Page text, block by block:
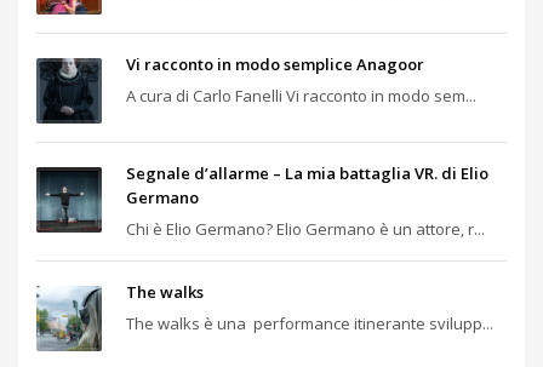
Vi racconto in modo semplice Anagoor
A cura di Carlo Fanelli Vi racconto in modo sem...
Segnale d’allarme – La mia battaglia VR. di Elio
Germano
Chi è Elio Germano? Elio Germano è un attore, r...
The walks
The walks è una performance itinerante svilupp...